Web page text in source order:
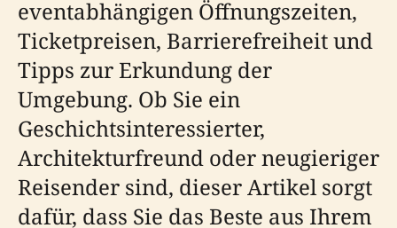
eventabhängigen Öffnungszeiten,
Ticketpreisen, Barrierefreiheit und
Tipps zur Erkundung der
Umgebung. Ob Sie ein
Geschichtsinteressierter,
Architekturfreund oder neugieriger
Reisender sind, dieser Artikel sorgt
dafür, dass Sie das Beste aus Ihrem